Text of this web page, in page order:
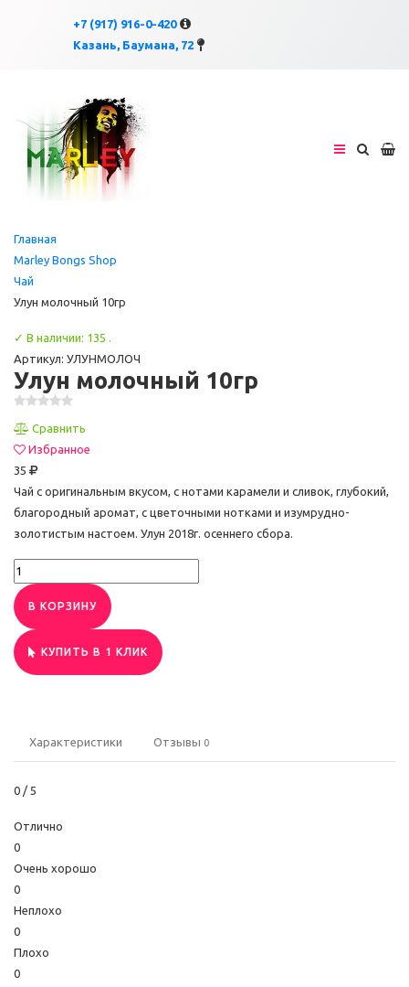
+7 (917) 916-0-420
Казань, Баумана, 72×
Главная
Marley Bongs Shop
Чай
Улун молочный 10гр
✓ В наличии: 135 .
Артикул: УЛУНМОЛОЧ
Улун молочный 10гр
Сравнить
Избранное
35
Чай с оригинальным вкусом, с нотами карамели и сливок, глубокий,
благородный аромат, с цветочными нотками и изумрудно-
золотистым настоем. Улун 2018г. осеннего сбора.
В КОРЗИНУ
КУПИТЬ В 1 КЛИК
Характеристики Отзывы 0
0 / 5
Отлично
0
Очень хорошо
0
Неплохо
0
Плохо
0